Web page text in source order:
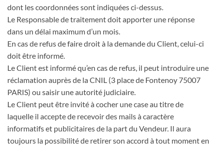
dont les coordonnées sont indiquées ci-dessus.
Le Responsable de traitement doit apporter une réponse
dans un délai maximum d’un mois.
En cas de refus de faire droit à la demande du Client, celui-ci
doit être informé.
Le Client est informé qu’en cas de refus, il peut introduire une
réclamation auprès de la CNIL (3 place de Fontenoy 75007
PARIS) ou saisir une autorité judiciaire.
Le Client peut être invité à cocher une case au titre de
laquelle il accepte de recevoir des mails à caractère
informatifs et publicitaires de la part du Vendeur. Il aura
toujours la possibilité de retirer son accord à tout moment en